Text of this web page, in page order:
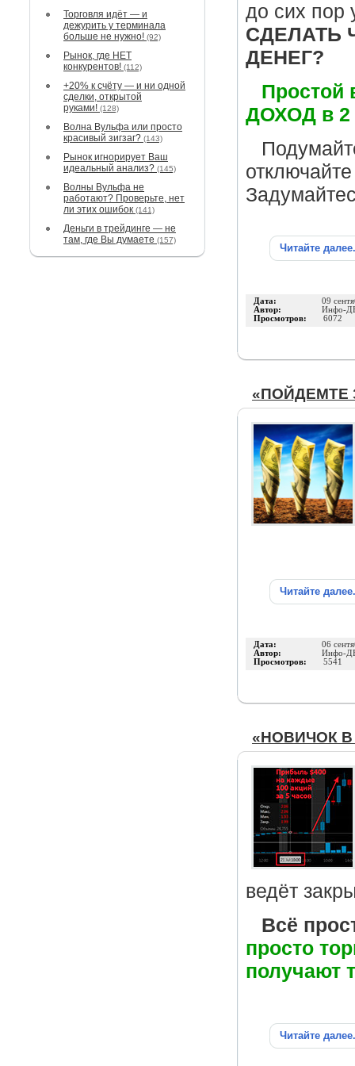
Торговля идёт — и
дежурить у терминала
больше не нужно! (92)
Рынок, где НЕТ
конкурентов! (112)
+20% к счёту — и ни одной
сделки, открытой
руками! (128)
Волна Вульфа или просто
красивый зигзаг? (143)
Рынок игнорирует Ваш
идеальный анализ? (145)
Волны Вульфа не
работают? Проверьте, нет
ли этих ошибок (141)
Деньги в трейдинге — не
там, где Вы думаете (157)
до сих пор
СДЕЛАТЬ
ДЕНЕГ?
Простой
ДОХОД в 2
Читайте
Дата: 09
Автор: Инфо-
Просмотров: 6072
«ПОЙДЕМТЕ
Читайте
Дата: 06
Автор: Инфо-
Просмотров: 5541
«НОВИЧОК В
ведёт
Всё
просто
получают
Читайте